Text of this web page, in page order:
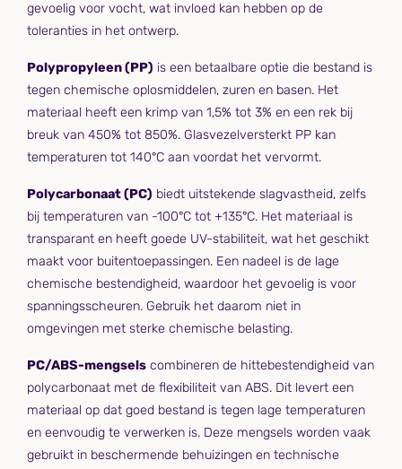
gevoelig voor vocht, wat invloed kan hebben op de
toleranties in het ontwerp.
Polypropyleen (PP) is een betaalbare optie die bestand is
tegen chemische oplosmiddelen, zuren en basen. Het
materiaal heeft een krimp van 1,5% tot 3% en een rek bij
breuk van 450% tot 850%. Glasvezelversterkt PP kan
temperaturen tot 140°C aan voordat het vervormt.
Polycarbonaat (PC) biedt uitstekende slagvastheid, zelfs
bij temperaturen van -100°C tot +135°C. Het materiaal is
transparant en heeft goede UV-stabiliteit, wat het geschikt
maakt voor buitentoepassingen. Een nadeel is de lage
chemische bestendigheid, waardoor het gevoelig is voor
spanningsscheuren. Gebruik het daarom niet in
omgevingen met sterke chemische belasting.
PC/ABS-mengsels combineren de hittebestendigheid van
polycarbonaat met de flexibiliteit van ABS. Dit levert een
materiaal op dat goed bestand is tegen lage temperaturen
en eenvoudig te verwerken is. Deze mengsels worden vaak
gebruikt in beschermende behuizingen en technische